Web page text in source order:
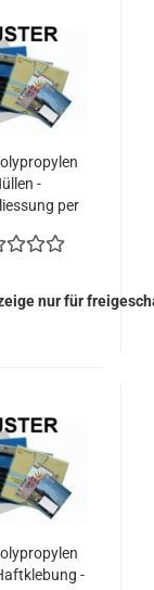
-
per
(1.300
EURO) nur für
-